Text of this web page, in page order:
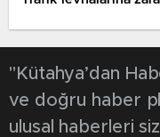
"Kütahya’dan
ve doğru haber
ulusal haberleri